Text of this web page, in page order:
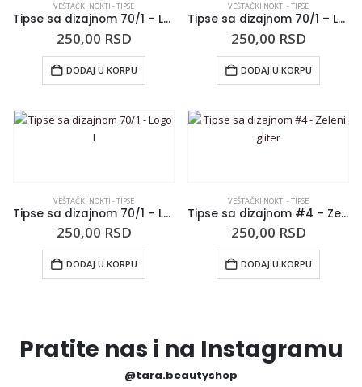
VEŠTAČKI NOKTI - TIPSE
Tipse sa dizajnom 70/1 – Logo III
250,00 RSD
DODAJ U KORPU
VEŠTAČKI NOKTI - TIPSE
Tipse sa dizajnom 70/1 – Logo II
250,00 RSD
DODAJ U KORPU
VEŠTAČKI NOKTI - TIPSE
Tipse sa dizajnom 70/1 – Logo I
250,00 RSD
DODAJ U KORPU
VEŠTAČKI NOKTI - TIPSE
Tipse sa dizajnom #4 – Zeleni gliter
250,00 RSD
DODAJ U KORPU
Pratite nas i na Instagramu
@tara.beautyshop